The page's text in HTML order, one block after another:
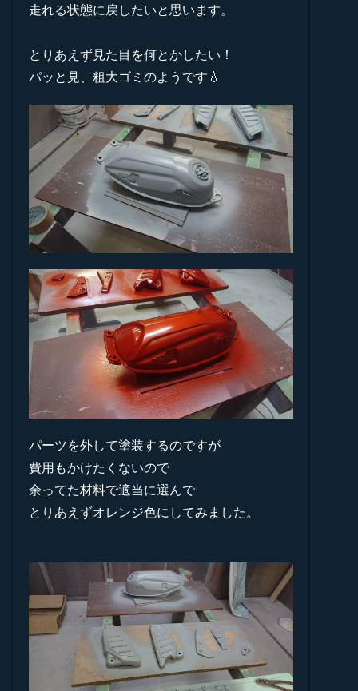
走れる状態に戻したいと思います。
とりあえず見た目を何とかしたい！
パッと見、粗大ゴミのようです💧
パーツを外して塗装するのですが
費用もかけたくないので
余ってた材料で適当に選んで
とりあえずオレンジ色にしてみました。